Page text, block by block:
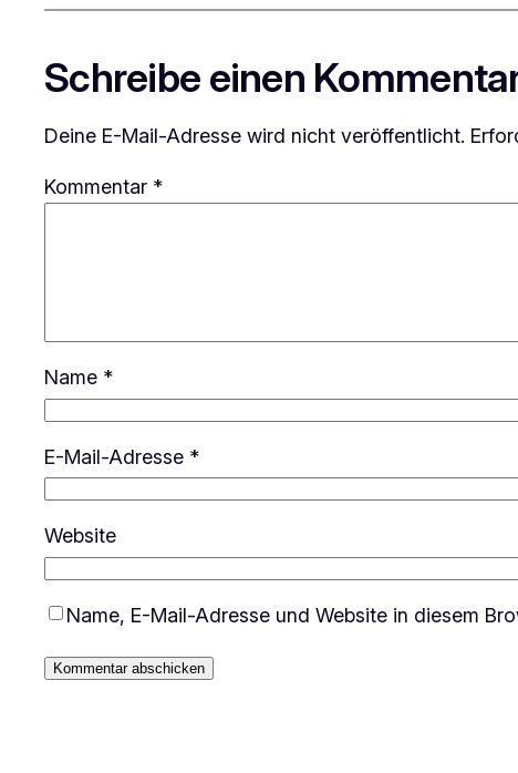
Schreibe einen
Deine E-Mail-Adresse wird nicht veröffentlicht.
Kommentar *
Name *
E-Mail-Adresse *
Website
Name, E-Mail-Adresse und Website in diesem